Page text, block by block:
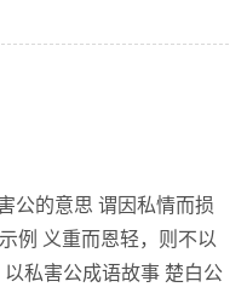
公的意思 谓因私情而损
例 义重而恩轻，则不以
私害公成语故事 楚白公